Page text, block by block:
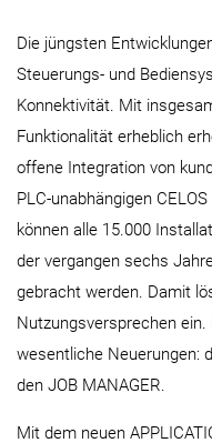
Die jüngsten
Steuerungs- und
Konnektivität. Mit
Funktionalität erheblich
offene Integration von
PLC-unabhängigen
können alle 15.000
der vergangen sechs
gebracht werden. Damit
Nutzungsversprechen ein.
wesentliche Neuerungen:
den JOB MANAGER.
Mit dem neuen